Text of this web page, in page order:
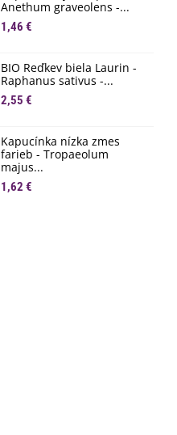
Anethum graveolens -...
1,46 €
BIO Reďkev biela Laurin -
Raphanus sativus -...
2,55 €
Kapucínka nízka zmes
farieb - Tropaeolum
majus...
1,62 €